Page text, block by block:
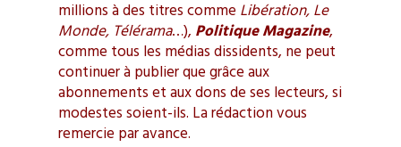
millions à des titres comme Libération, Le
Monde, Télérama…), Politique Magazine,
comme tous les médias dissidents, ne peut
continuer à publier que grâce aux
abonnements et aux dons de ses lecteurs, si
modestes soient-ils. La rédaction vous
remercie par avance.